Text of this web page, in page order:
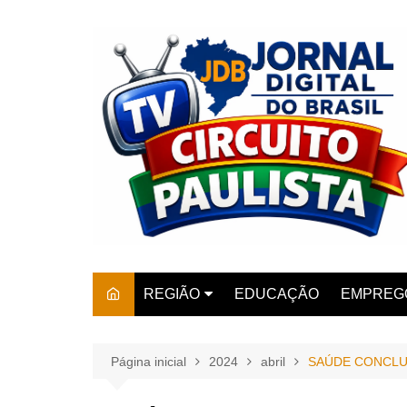
REGIÃO
AMPARO
EDUCAÇÃO
Página inicial 2024 abril SAÚDE